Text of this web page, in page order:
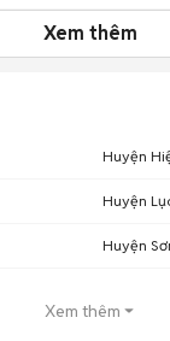
Xem thêm
Huyện
Huyện
Huyện
Xem thêm